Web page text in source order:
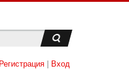
Регистрация Вход